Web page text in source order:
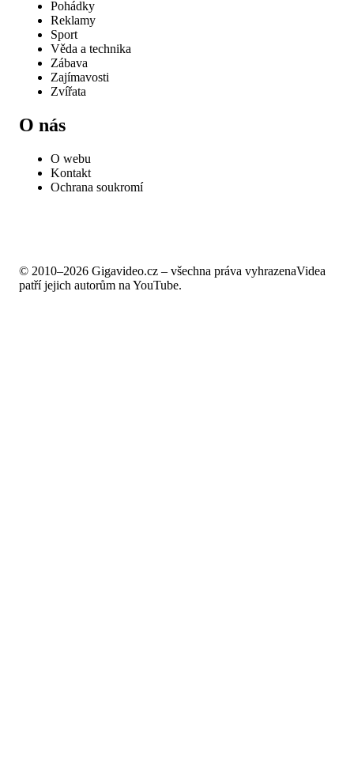
Pohádky
Reklamy
Sport
Věda a technika
Zábava
Zajímavosti
Zvířata
O nás
O webu
Kontakt
Ochrana soukromí
© 2010–2026 Gigavideo.cz – všechna práva vyhrazenaVidea
patří jejich autorům na YouTube.